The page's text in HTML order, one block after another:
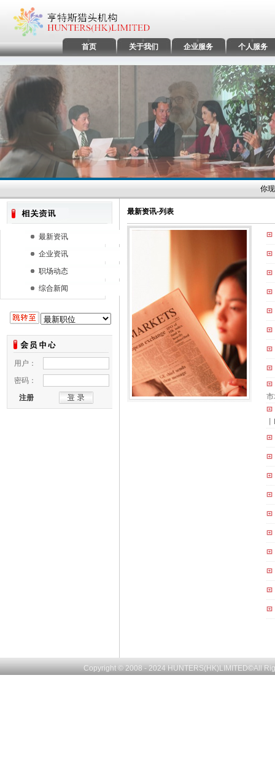
首页 关于我们 企业服务 个人服务
你
最新资讯
企业资讯
职场动态
综合新闻
最新资讯-列表
Copyright © 2008 - 2024HUNTERS(HK)LIMITED©All